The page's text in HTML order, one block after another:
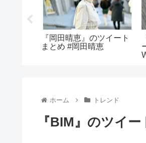
『岡田晴恵』のツイート
まとめ #岡田晴恵
ホーム トレンド
『BIM』のツイ